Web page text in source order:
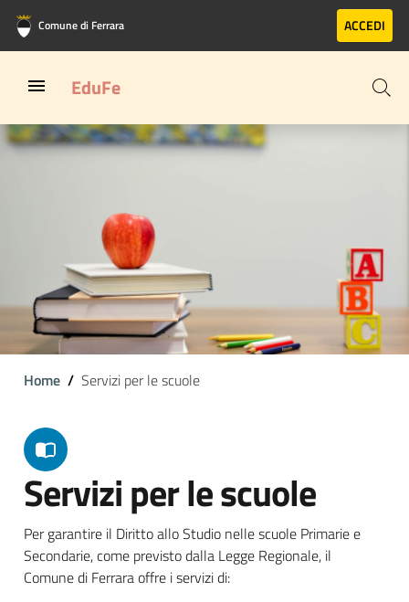
Vai al contenuto principale
Vai al footer
Comune di Ferrara ACCEDI
EduFe
Home Servizi per le scuole
Servizi per le scuole
Per garantire il Diritto allo Studio nelle scuole Primarie e
Secondarie, come previsto dalla Legge Regionale, il
Comune di Ferrara offre i servizi di: